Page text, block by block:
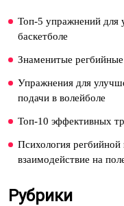
Топ-5 упражнений для
баскетболе
Знаменитые
Упражнения для
подачи в волейболе
Топ-10 эффективных
Психология
взаимодействие на
Рубрики